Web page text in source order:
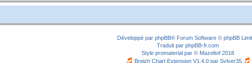
Développé par phpBB® Forum Software © phpBB
Traduit par phpBB-fr.com
Style promaterial par © Mazeltof 2018
Breizh Chart Extension V1.4.0 par Sylver35